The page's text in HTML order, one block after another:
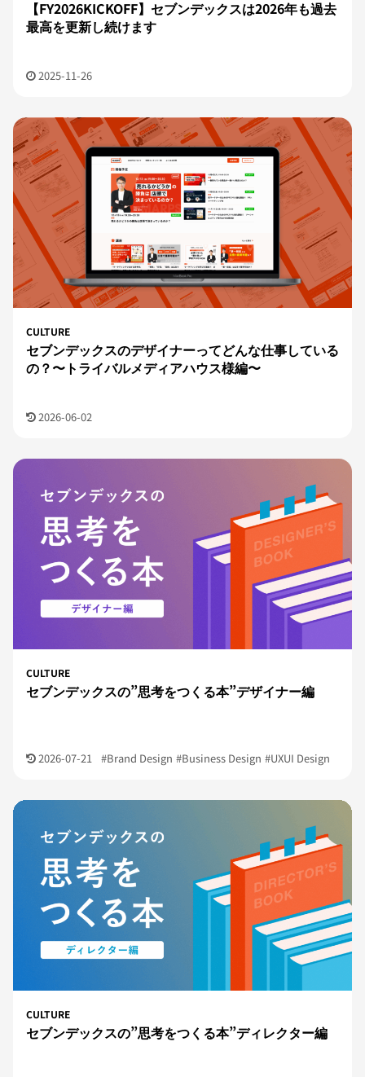
【FY2026KICKOFF】セブンデックスは2026年も過去
最高を更新し続けます
2025-11-26
CULTURE
セブンデックスのデザイナーってどんな仕事している
の？〜トライバルメディアハウス様編〜
2026-06-02
CULTURE
セブンデックスの”思考をつくる本”デザイナー編
2026-07-21 #Brand Design #Business Design #UXUI Design
CULTURE
セブンデックスの”思考をつくる本”ディレクター編